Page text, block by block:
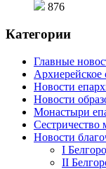
876
Категории
Главные
Архиерейское
Новости
Новости
Монастыри
Сестричество
Новости
I
II